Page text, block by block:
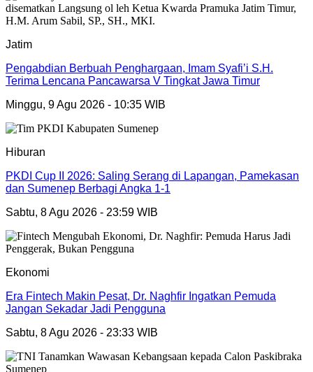
Jatim
Pengabdian Berbuah Penghargaan, Imam Syafi’i S.H.
Terima Lencana Pancawarsa V Tingkat Jawa Timur
Minggu, 9 Agu 2026 - 10:35 WIB
Hiburan
PKDI Cup II 2026: Saling Serang di Lapangan, Pamekasan
dan Sumenep Berbagi Angka 1-1
Sabtu, 8 Agu 2026 - 23:59 WIB
Ekonomi
Era Fintech Makin Pesat, Dr. Naghfir Ingatkan Pemuda
Jangan Sekadar Jadi Pengguna
Sabtu, 8 Agu 2026 - 23:33 WIB